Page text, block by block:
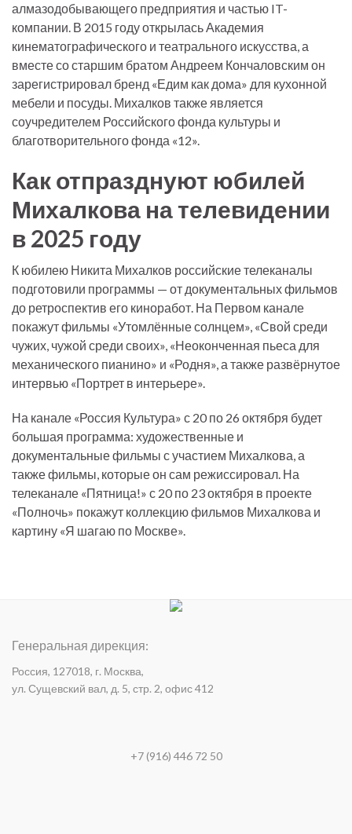
алмазодобывающего предприятия и частью IT-
компании. В 2015 году открылась Академия
кинематографического и театрального искусства, а
вместе со старшим братом Андреем Кончаловским он
зарегистрировал бренд «Едим как дома» для кухонной
мебели и посуды. Михалков также является
соучредителем Российского фонда культуры и
благотворительного фонда «12».
Как отпразднуют юбилей
Михалкова на телевидении
в 2025 году
К юбилею Никита Михалков российские телеканалы
подготовили программы — от документальных фильмов
до ретроспектив его киноработ. На Первом канале
покажут фильмы «Утомлённые солнцем», «Свой среди
чужих, чужой среди своих», «Неоконченная пьеса для
механического пианино» и «Родня», а также развёрнутое
интервью «Портрет в интерьере».
На канале «Россия Культура» с 20 по 26 октября будет
большая программа: художественные и
документальные фильмы с участием Михалкова, а
также фильмы, которые он сам режиссировал. На
телеканале «Пятница!» с 20 по 23 октября в проекте
«Полночь» покажут коллекцию фильмов Михалкова и
картину «Я шагаю по Москве».
Генеральная дирекция:
Россия, 127018, г. Москва,
ул. Сущевский вал, д. 5, стр. 2, офис 412
+7 (916) 446 72 50